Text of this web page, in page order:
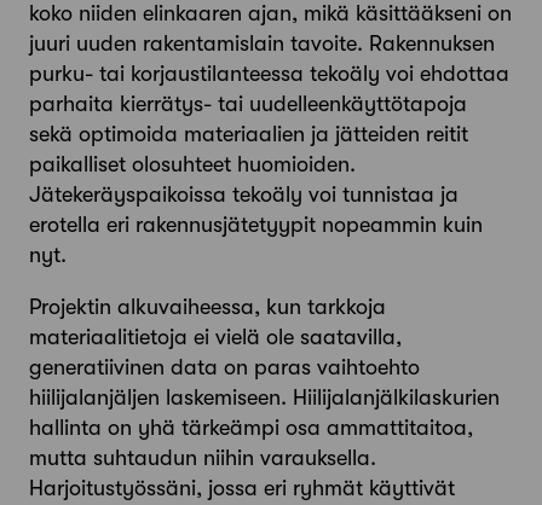
koko niiden elinkaaren ajan, mikä käsittääkseni on
juuri uuden rakentamislain tavoite. Rakennuksen
purku- tai korjaustilanteessa tekoäly voi ehdottaa
parhaita kierrätys- tai uudelleenkäyttötapoja
sekä optimoida materiaalien ja jätteiden reitit
paikalliset olosuhteet huomioiden.
Jätekeräyspaikoissa tekoäly voi tunnistaa ja
erotella eri rakennusjätetyypit nopeammin kuin
nyt.
Projektin alkuvaiheessa, kun tarkkoja
materiaalitietoja ei vielä ole saatavilla,
generatiivinen data on paras vaihtoehto
hiilijalanjäljen laskemiseen. Hiilijalanjälkilaskurien
hallinta on yhä tärkeämpi osa ammattitaitoa,
mutta suhtaudun niihin varauksella.
Harjoitustyössäni, jossa eri ryhmät käyttivät